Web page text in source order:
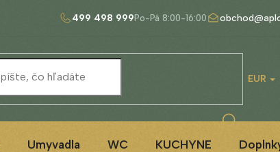
499 498 999
EUR
Umyvadla WC KUCHYNE